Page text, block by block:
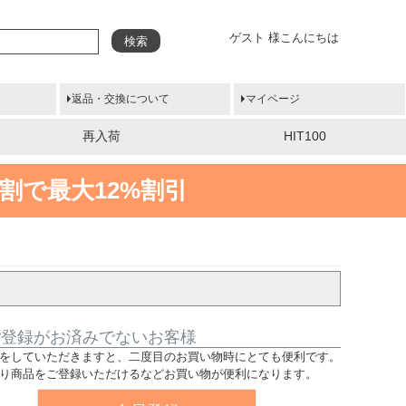
ゲスト 様こんにちは
検索
返品・交換について マイページ
再入荷 HIT100
で最大12%割引
録がお済みでないお客様
していただきますと、二度目のお買い物時にとても便利です。
商品をご登録いただけるなどお買い物が便利になります。